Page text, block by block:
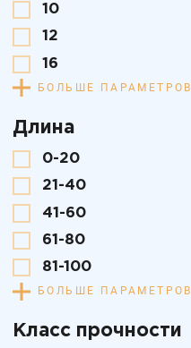
10
12
16
БОЛЬШЕ ПАРАМЕТРОВ
Длина
0-20
21-40
41-60
61-80
81-100
БОЛЬШЕ ПАРАМЕТРОВ
Класс прочности